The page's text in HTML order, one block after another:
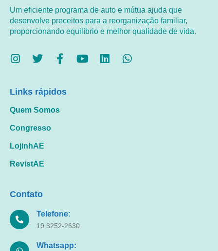
Um eficiente programa de auto e mútua ajuda que
desenvolve preceitos para a reorganização familiar,
proporcionando equilíbrio e melhor qualidade de vida.
Links rápidos
Quem Somos
Congresso
LojinhAE
RevistAE
Contato
Telefone:
19 3252-2630
Whatsapp: